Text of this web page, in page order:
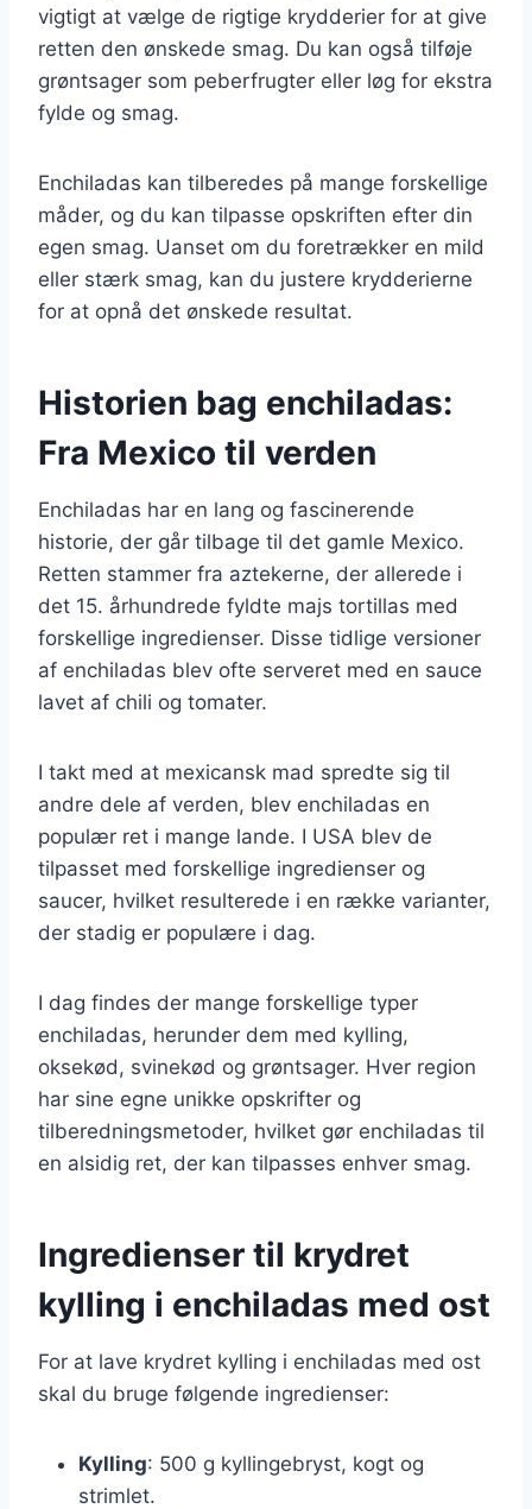
vigtigt at vælge de rigtige krydderier for at give
retten den ønskede smag. Du kan også tilføje
grøntsager som peberfrugter eller løg for ekstra
fylde og smag.
Enchiladas kan tilberedes på mange forskellige
måder, og du kan tilpasse opskriften efter din
egen smag. Uanset om du foretrækker en mild
eller stærk smag, kan du justere krydderierne
for at opnå det ønskede resultat.
Historien bag enchiladas:
Fra Mexico til verden
Enchiladas har en lang og fascinerende
historie, der går tilbage til det gamle Mexico.
Retten stammer fra aztekerne, der allerede i
det 15. århundrede fyldte majs tortillas med
forskellige ingredienser. Disse tidlige versioner
af enchiladas blev ofte serveret med en sauce
lavet af chili og tomater.
I takt med at mexicansk mad spredte sig til
andre dele af verden, blev enchiladas en
populær ret i mange lande. I USA blev de
tilpasset med forskellige ingredienser og
saucer, hvilket resulterede i en række varianter,
der stadig er populære i dag.
I dag findes der mange forskellige typer
enchiladas, herunder dem med kylling,
oksekød, svinekød og grøntsager. Hver region
har sine egne unikke opskrifter og
tilberedningsmetoder, hvilket gør enchiladas til
en alsidig ret, der kan tilpasses enhver smag.
Ingredienser til krydret
kylling i enchiladas med ost
For at lave krydret kylling i enchiladas med ost
skal du bruge følgende ingredienser:
Kylling: 500 g kyllingebryst, kogt og
strimlet.